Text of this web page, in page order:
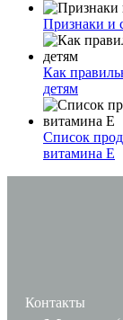
Признаки и
Как
детям
Список
витамина E
Контакты